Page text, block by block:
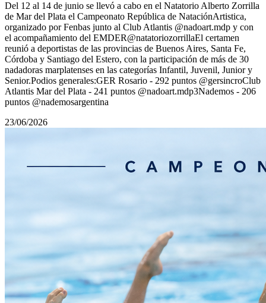
Del 12 al 14 de junio se llevó a cabo en el Natatorio Alberto Zorrilla
de Mar del Plata el Campeonato República de NataciónArtistica,
organizado por Fenbas junto al Club Atlantis @nadoart.mdp y con
el acompañamiento del EMDER@natatoriozorrillaEl certamen
reunió a deportistas de las provincias de Buenos Aires, Santa Fe,
Córdoba y Santiago del Estero, con la participación de más de 30
nadadoras marplatenses en las categorías Infantil, Juvenil, Junior y
Senior.Podios generales:GER Rosario - 292 puntos @gersincroClub
Atlantis Mar del Plata - 241 puntos @nadoart.mdp3Nademos - 206
puntos @nademosargentina
23/06/2026